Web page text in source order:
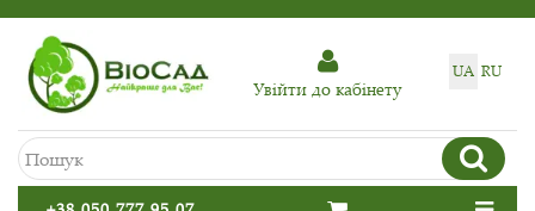
UA RU
Увiйти до кабiнету